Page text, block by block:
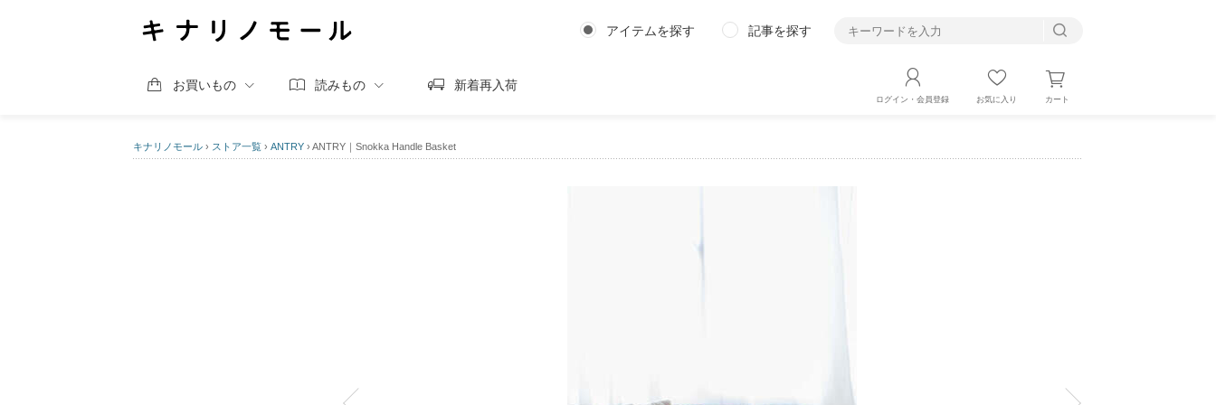
アイテムを探す 記事を探す
お買いもの 読みもの 新着再入荷
ログイン・会員登録 お気に入り カート
キナリノモール › ストア一覧 › ANTRY › ANTRY｜Snokka Handle Basket